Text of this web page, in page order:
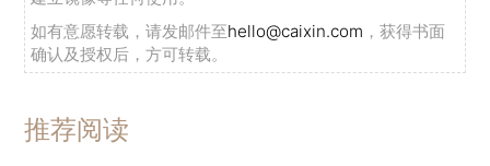
如有意愿转载，请发邮件至hello@caixin.com ，获得书面
确认及授权后，方可转载。
推荐阅读